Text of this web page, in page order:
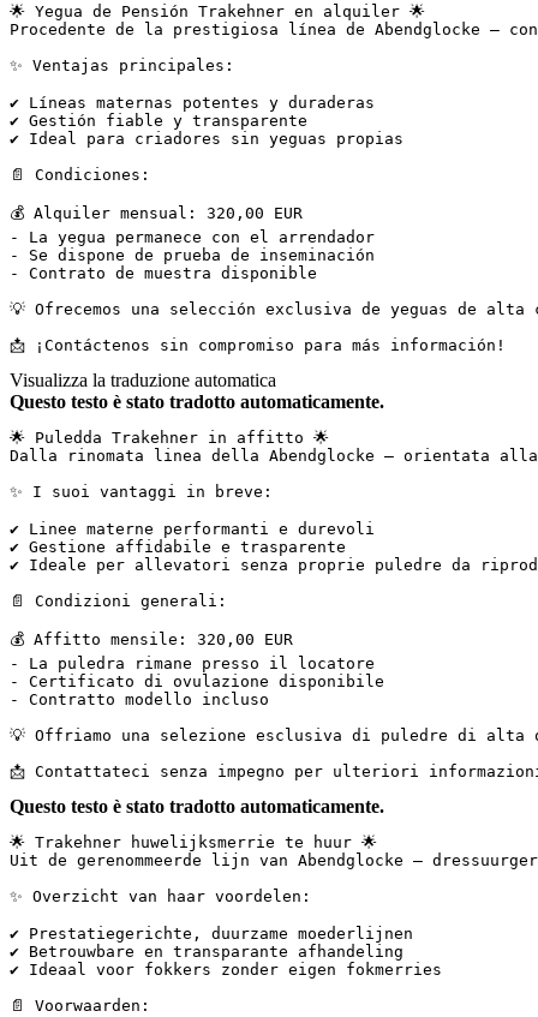
🌟 Yegua de Pensión Trakehner en alquiler 🌟
Procedente de la prestigiosa línea de Abendglocke –
✨ Ventajas principales:
✔ Líneas maternas potentes y duraderas
✔ Gestión fiable y transparente
✔ Ideal para criadores sin yeguas propias
📄 Condiciones:
💰 Alquiler mensual: 320,00 EUR
- La yegua permanece con el arrendador
- Se dispone de prueba de inseminación
- Contrato de muestra disponible
💡 Ofrecemos una selección exclusiva de yeguas de
📩 ¡Contáctenos sin compromiso para más información!
Visualizza la traduzione automatica
Questo testo è stato tradotto automaticamente.
🌟 Puledda Trakehner in affitto 🌟
Dalla rinomata linea della Abendglocke – orientata
✨ I suoi vantaggi in breve:
✔ Linee materne performanti e durevoli
✔ Gestione affidabile e trasparente
✔ Ideale per allevatori senza proprie puledre da
📄 Condizioni generali:
💰 Affitto mensile: 320,00 EUR
- La puledra rimane presso il locatore
- Certificato di ovulazione disponibile
- Contratto modello incluso
💡 Offriamo una selezione esclusiva di puledre di
📩 Contattateci senza impegno per ulteriori
Questo testo è stato tradotto automaticamente.
🌟 Trakehner huwelijksmerrie te huur 🌟
Uit de gerenommeerde lijn van Abendglocke –
✨ Overzicht van haar voordelen:
✔ Prestatiegerichte, duurzame moederlijnen
✔ Betrouwbare en transparante afhandeling
✔ Ideaal voor fokkers zonder eigen fokmerries
📄 Voorwaarden: